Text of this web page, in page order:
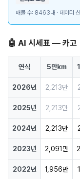
매물 수: 8463대 · 데이터
🤖 AI 시세표 — 카고
연식 5만km
2026년 2,213만
2025년 2,213만
2024년 2,213만
2023년 2,091만
2022년 1,956만